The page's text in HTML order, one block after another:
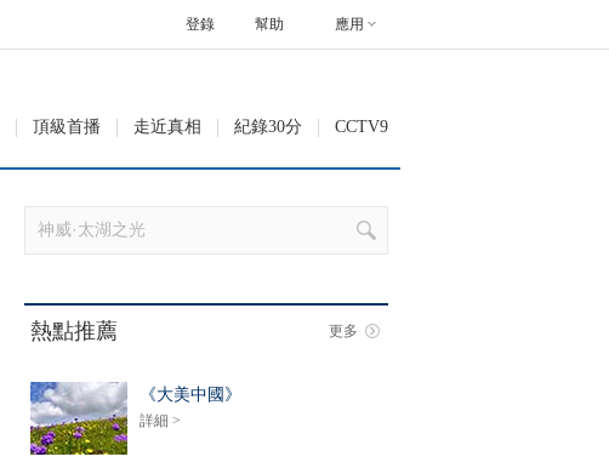
幫助 應用
登錄
頂級首播 走近真相 紀錄30分 CCTV9
熱點推薦 更多
《大美中國》
詳細 >